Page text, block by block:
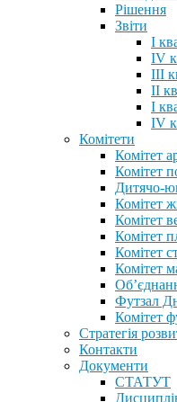
Рішення
Звіти
I
IV
III
II
I
IV
Комітети
Комітет
Комітет
Дитячо-
Комітет
Комітет
Комітет
Комітет
Комітет
Футзал
Комітет
Стратегія
Контакти
Документи
СТАТУТ